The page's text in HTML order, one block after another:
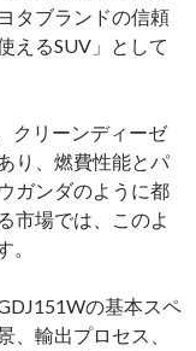
タブランドの信頼
えるSUV」として
クリーンディーゼ
り、燃費性能とパ
ガンダのように都
市場では、このよ
。
の基本スペ
、輸出プロセス、